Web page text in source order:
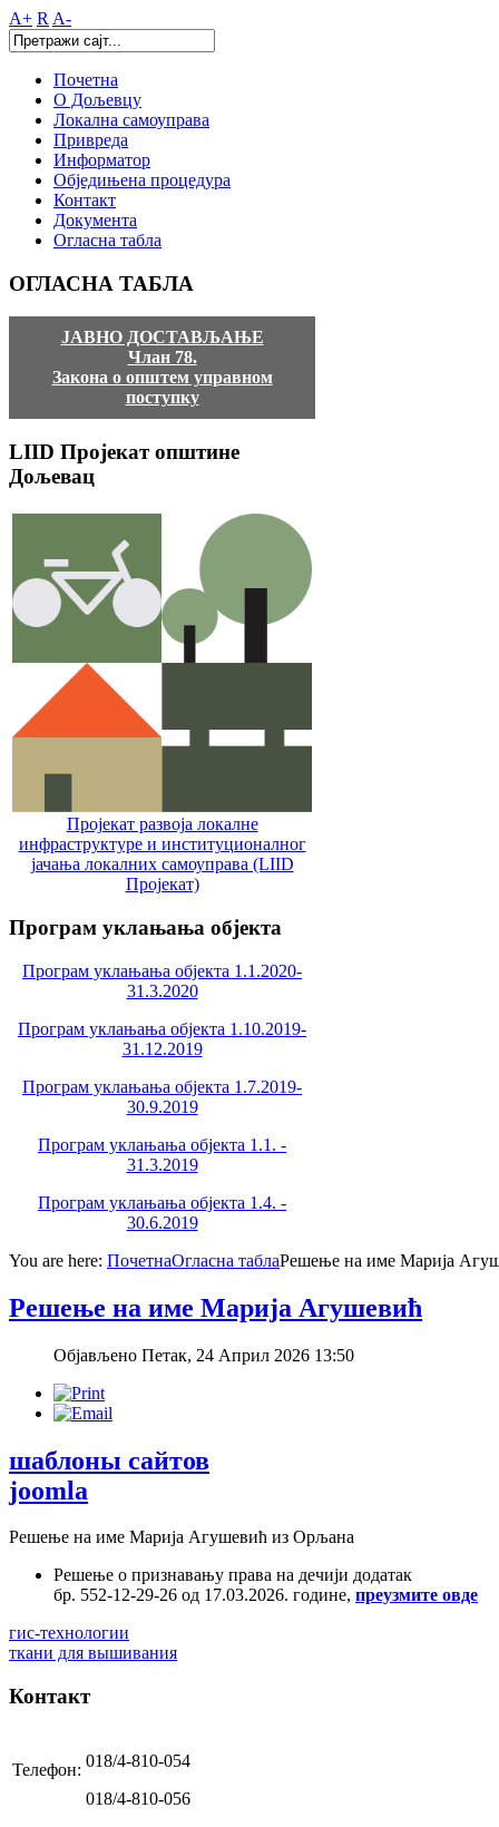
A+ R A-
Почетна
О Дољевцу
Локална самоуправа
Привреда
Информатор
Обједињена процедура
Контакт
Документа
Огласна табла
ОГЛАСНА ТАБЛА
ЈАВНО ДОСТАВЉАЊЕ
Члан 78.
Закона о општем управном
поступку
LIID Пројекат општине
Дољевац
Пројекат развоја локалне
инфраструктуре и институционалног
јачања локалних самоуправa (LIID
Пројекат)
Програм уклањања објекта
Програм уклањања објекта 1.1.2020-
31.3.2020
Програм уклањања објекта 1.10.2019-
31.12.2019
Програм уклањања објекта 1.7.2019-
30.9.2019
Програм уклањања објекта 1.1. -
31.3.2019
Програм уклањања објекта 1.4. -
30.6.2019
You are here: ПочетнаОгласна таблаРешење на име Марија
Решење на име Марија Агушевић
Објављено Петак, 24 Април 2026 13:50
шаблоны сайтов
joomla
Решење на име Марија Агушевић из Орљана
Решење о признавању права на дечији додатак
бр. 552-12-29-26 од 17.03.2026. године, преузмите овде
гис-технологии
ткани для вышивания
Контакт
Телефон: 018/4-810-054
018/4-810-056